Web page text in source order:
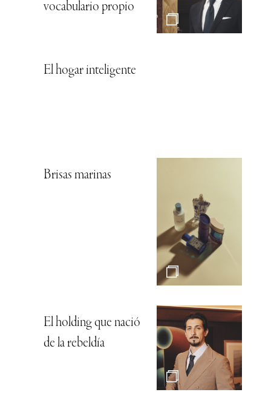
vocabulario propio
El hogar inteligente
Brisas marinas
El holding que nació
de la rebeldía